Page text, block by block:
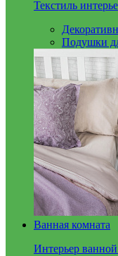
Текстиль
Подушки
Ванная комната
Интерьер